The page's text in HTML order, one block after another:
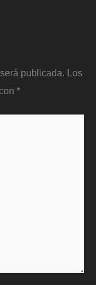
publicada. Los
*